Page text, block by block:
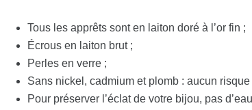
Tous les apprêts sont en laiton doré à l’or fin ;
Écrous en laiton brut ;
Perles en verre ;
Sans nickel, cadmium et plomb : aucun risque
Pour préserver l’éclat de votre bijou, pas